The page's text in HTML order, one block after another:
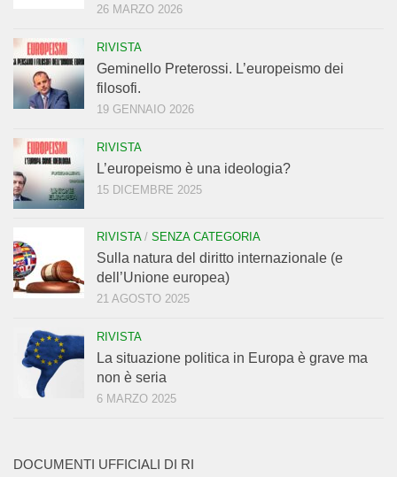
26 MARZO 2026
RIVISTA
Geminello Preterossi. L’europeismo dei
filosofi.
19 GENNAIO 2026
RIVISTA
L’europeismo è una ideologia?
15 DICEMBRE 2025
RIVISTA/ SENZA CATEGORIA
Sulla natura del diritto internazionale (e
dell’Unione europea)
21 AGOSTO 2025
RIVISTA
La situazione politica in Europa è grave ma
non è seria
6 MARZO 2025
DOCUMENTI UFFICIALI DI RI